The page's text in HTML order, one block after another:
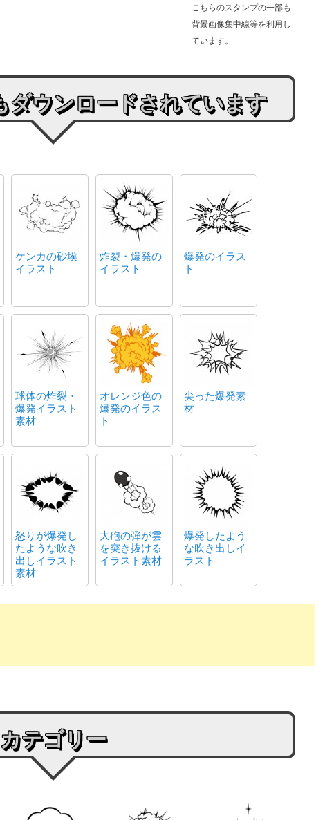
こちらのスタンプの一部も
背景画像集中線等を利用し
ています。
ダウンロードされています
ケンカの砂埃
イラスト
炸裂・爆発の
イラスト
爆発のイラス
ト
球体の炸裂・
爆発イラスト
素材
オレンジ色の
爆発のイラス
ト
尖った爆発素
材
怒りが爆発し
たような吹き
出しイラスト
素材
大砲の弾が雲
を突き抜ける
イラスト素材
爆発したよう
な吹き出しイ
ラスト
カテゴリー